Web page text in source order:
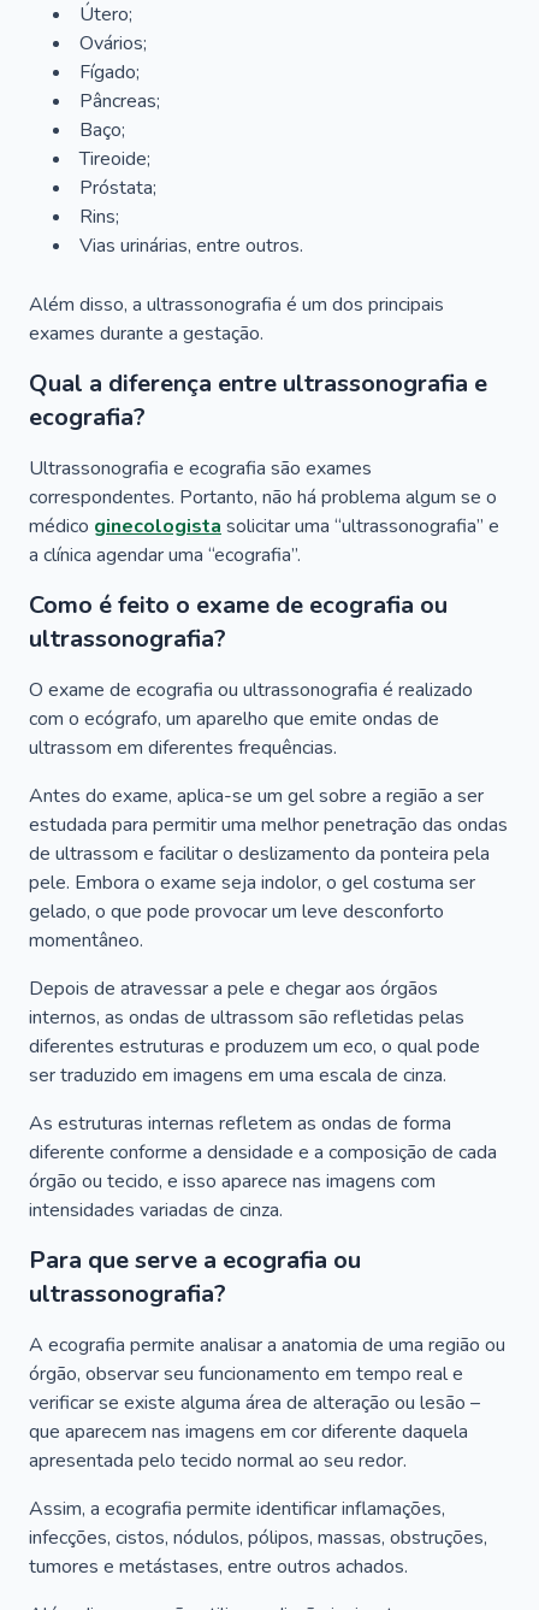
Útero;
Ovários;
Fígado;
Pâncreas;
Baço;
Tireoide;
Próstata;
Rins;
Vias urinárias, entre outros.
Além disso, a ultrassonografia é um dos principais
exames durante a gestação.
Qual a diferença entre ultrassonografia e
ecografia?
Ultrassonografia e ecografia são exames
correspondentes. Portanto, não há problema algum se o
médico ginecologista solicitar uma “ultrassonografia” e
a clínica agendar uma “ecografia”.
Como é feito o exame de ecografia ou
ultrassonografia?
O exame de ecografia ou ultrassonografia é realizado
com o ecógrafo, um aparelho que emite ondas de
ultrassom em diferentes frequências.
Antes do exame, aplica-se um gel sobre a região a ser
estudada para permitir uma melhor penetração das ondas
de ultrassom e facilitar o deslizamento da ponteira pela
pele. Embora o exame seja indolor, o gel costuma ser
gelado, o que pode provocar um leve desconforto
momentâneo.
Depois de atravessar a pele e chegar aos órgãos
internos, as ondas de ultrassom são refletidas pelas
diferentes estruturas e produzem um eco, o qual pode
ser traduzido em imagens em uma escala de cinza.
As estruturas internas refletem as ondas de forma
diferente conforme a densidade e a composição de cada
órgão ou tecido, e isso aparece nas imagens com
intensidades variadas de cinza.
Para que serve a ecografia ou
ultrassonografia?
A ecografia permite analisar a anatomia de uma região ou
órgão, observar seu funcionamento em tempo real e
verificar se existe alguma área de alteração ou lesão –
que aparecem nas imagens em cor diferente daquela
apresentada pelo tecido normal ao seu redor.
Assim, a ecografia permite identificar inflamações,
infecções, cistos, nódulos, pólipos, massas, obstruções,
tumores e metástases, entre outros achados.